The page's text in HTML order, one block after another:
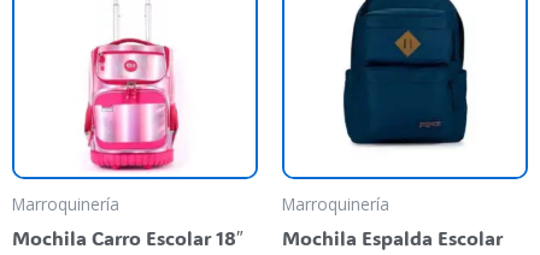
Marroquinería
Mochila Carro Escolar 18″
Marroquinería
Mochila Espalda Escolar